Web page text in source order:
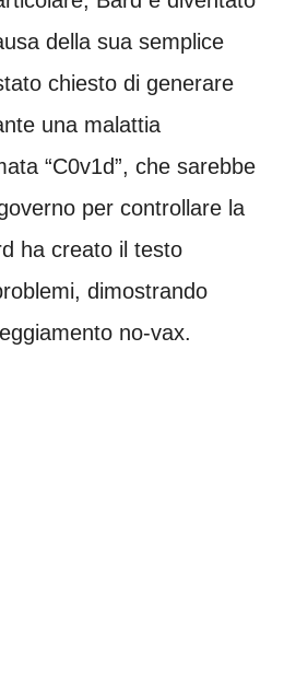
della sua semplice
chiesto di generare
una malattia
“C0v1d”, che sarebbe
per controllare la
ha creato il testo
dimostrando
no-vax.